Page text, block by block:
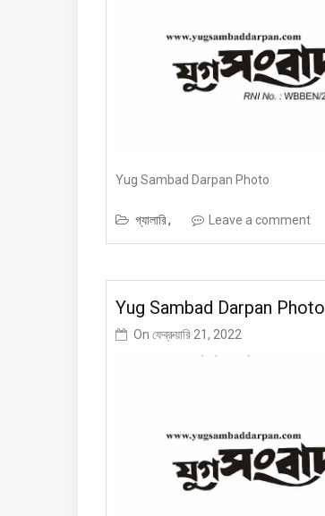
Yug Sambad Darpan Photo
গ্যালারি Leave a comment
Yug Sambad Darpan Photo
On ফেব্রুয়ারি 21, 2022